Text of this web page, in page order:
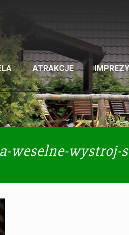
ATRAKCJE IMPREZY
weselne-wystroj-